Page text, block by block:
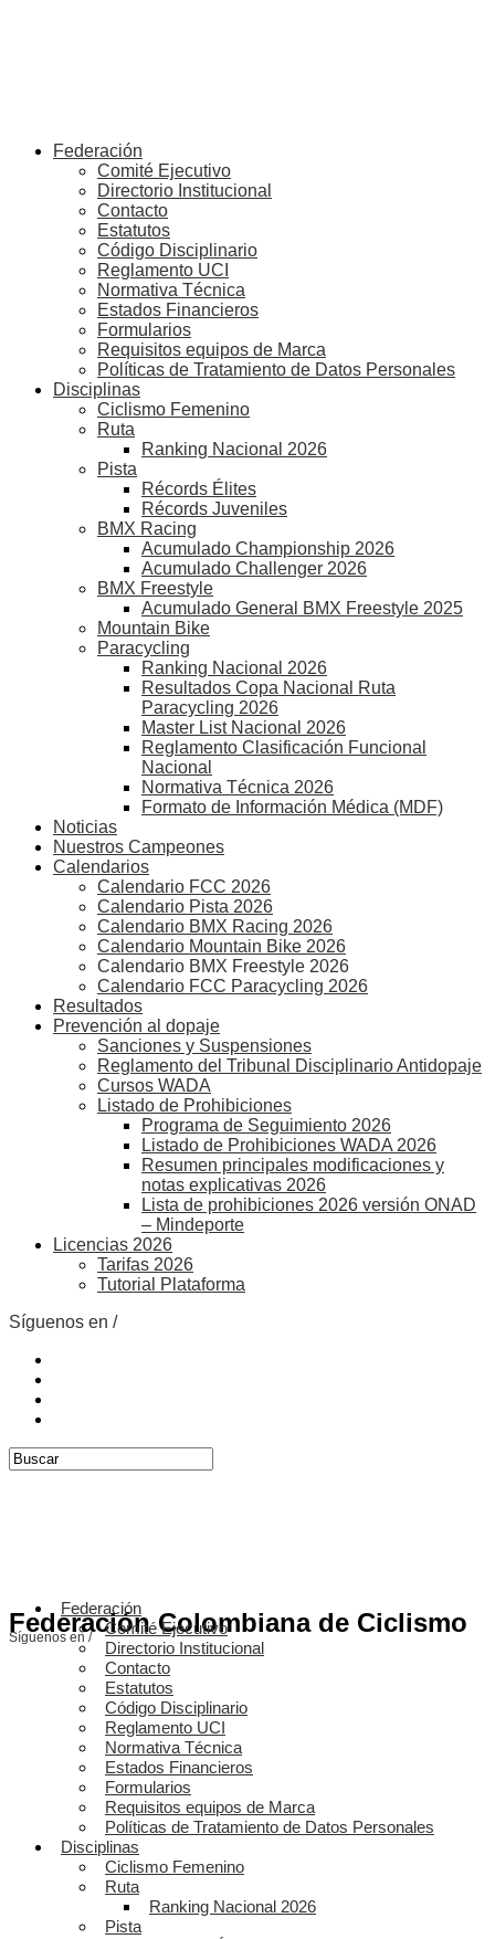
Federación
Comité Ejecutivo
Directorio Institucional
Contacto
Estatutos
Código Disciplinario
Reglamento UCI
Normativa Técnica
Estados Financieros
Formularios
Requisitos equipos de Marca
Políticas de Tratamiento de Datos Personales
Disciplinas
Ciclismo Femenino
Ruta
Ranking Nacional 2026
Pista
Récords Élites
Récords Juveniles
BMX Racing
Acumulado Championship 2026
Acumulado Challenger 2026
BMX Freestyle
Acumulado General BMX Freestyle 2025
Mountain Bike
Paracycling
Ranking Nacional 2026
Resultados Copa Nacional Ruta
Paracycling 2026
Master List Nacional 2026
Reglamento Clasificación Funcional
Nacional
Normativa Técnica 2026
Formato de Información Médica (MDF)
Noticias
Nuestros Campeones
Calendarios
Calendario FCC 2026
Calendario Pista 2026
Calendario BMX Racing 2026
Calendario Mountain Bike 2026
Calendario BMX Freestyle 2026
Calendario FCC Paracycling 2026
Resultados
Prevención al dopaje
Sanciones y Suspensiones
Reglamento del Tribunal Disciplinario Antidopaje
Cursos WADA
Listado de Prohibiciones
Programa de Seguimiento 2026
Listado de Prohibiciones WADA 2026
Resumen principales modificaciones y
notas explicativas 2026
Lista de prohibiciones 2026 versión ONAD
– Mindeporte
Licencias 2026
Tarifas 2026
Tutorial Plataforma
Síguenos en /
Federación Colombiana de Ciclismo
Síguenos en /
Federación
Comité Ejecutivo
Directorio Institucional
Contacto
Estatutos
Código Disciplinario
Reglamento UCI
Normativa Técnica
Estados Financieros
Formularios
Requisitos equipos de Marca
Políticas de Tratamiento de Datos Personales
Disciplinas
Ciclismo Femenino
Ruta
Ranking Nacional 2026
Pista